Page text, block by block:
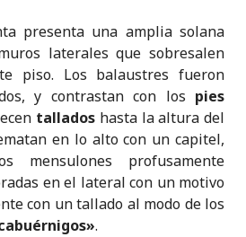
presenta una amplia solana
laterales que sobresalen
piso. Los balaustres fueron
y contrastan con los pies
tallados hasta la altura del
en lo alto con un capitel,
mensulones profusamente
en el lateral con un motivo
con un tallado al modo de los
.